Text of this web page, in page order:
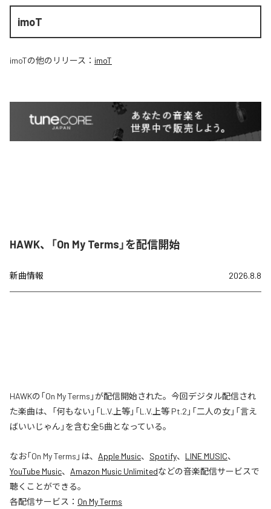
imoT
imoTの他のリリース： imoT
HAWK、「On My Terms」を配信開始
新曲情報 2026.8.8
HAWKの「On My Terms」が配信開始された。今回デジタル配信され
た楽曲は、「何もない」「L.V.上等」「L.V.上等 Pt.2」「二人の女」「言え
ばいいじゃん」を含む全5曲となっている。
なお「On My Terms 」は、 Apple Music、 Spotify、 LINE MUSIC、
YouTube Music、 Amazon Music Unlimitedなどの音楽配信サービスで
聴くことができる。
各配信サービス： On My Terms